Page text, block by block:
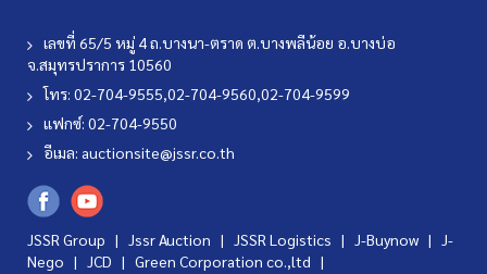
เลขที่ 65/5 หมู่ 4 ถ.บางนา-ตราด ต.บางพลีน้อย อ.บางบ่อ
จ.สมุทรปราการ 10560
โทร: 02-704-9555,02-704-9560,02-704-9599
แฟกซ์: 02-704-9550
อีเมล: auctionsite@jssr.co.th
JSSR Group | Jssr Auction | JSSR Logistics | J-Buynow | J-
Nego | JCD | Green Corporation co.,ltd |